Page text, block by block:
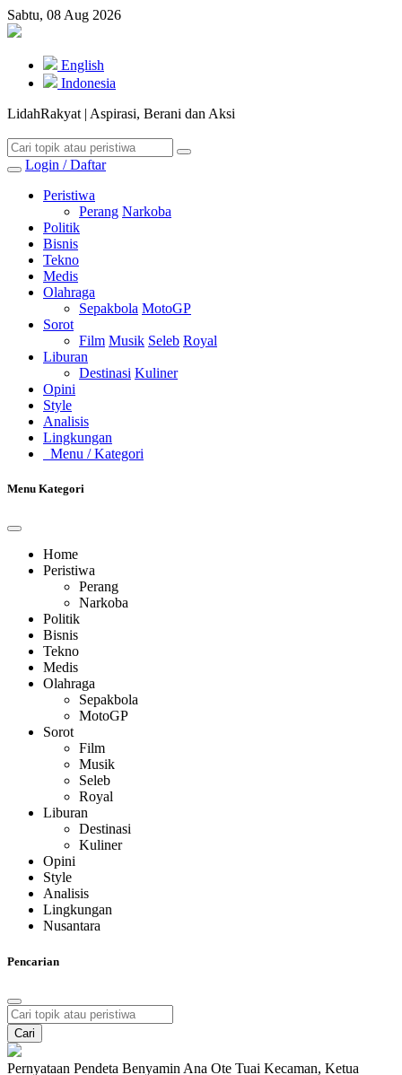
Sabtu, 08 Aug 2026
English
Indonesia
LidahRakyat | Aspirasi, Berani dan Aksi
Login / Daftar
Peristiwa
Perang Narkoba
Politik
Bisnis
Tekno
Medis
Olahraga
Sepakbola MotoGP
Sorot
Film Musik Seleb Royal
Liburan
Destinasi Kuliner
Opini
Style
Analisis
Lingkungan
Menu / Kategori
Menu Kategori
Home
Peristiwa
Perang
Narkoba
Politik
Bisnis
Tekno
Medis
Olahraga
Sepakbola
MotoGP
Sorot
Film
Musik
Seleb
Royal
Liburan
Destinasi
Kuliner
Opini
Style
Analisis
Lingkungan
Nusantara
Pencarian
Cari
Pernyataan Pendeta Benyamin Ana Ote Tuai Kecaman, Ketua